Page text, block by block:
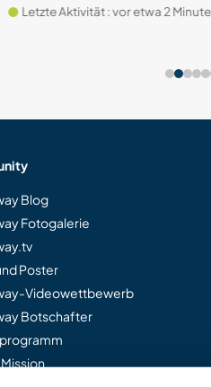
Aktivität : vor etwa 2 Minuten
Blog
Fotogalerie
Poster
Videowettbewerb
Botschafter